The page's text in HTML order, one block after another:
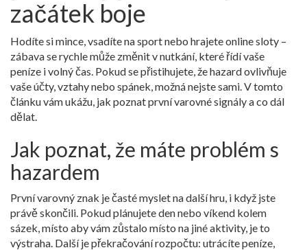
začátek boje
Hodíte si mince, vsadíte na sport nebo hrajete online sloty –
zábava se rychle může změnit v nutkání, které řídí vaše
peníze i volný čas. Pokud se přistihujete, že hazard ovlivňuje
vaše účty, vztahy nebo spánek, možná nejste sami. V tomto
článku vám ukážu, jak poznat první varovné signály a co dál
dělat.
Jak poznat, že máte problém s
hazardem
První varovný znak je časté myslet na další hru, i když jste
právě skončili. Pokud plánujete den nebo víkend kolem
sázek, místo aby vám zůstalo místo na jiné aktivity, je to
výstraha. Další je překračování rozpočtu: utrácíte peníze,